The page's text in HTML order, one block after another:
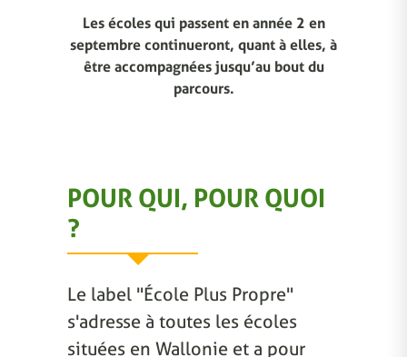
Les écoles qui passent en année 2 en
septembre continueront, quant à elles, à
être accompagnées jusqu’au bout du
parcours.
POUR QUI, POUR QUOI
?
Le label "École Plus Propre"
s'adresse à toutes les écoles
situées en Wallonie et a pour